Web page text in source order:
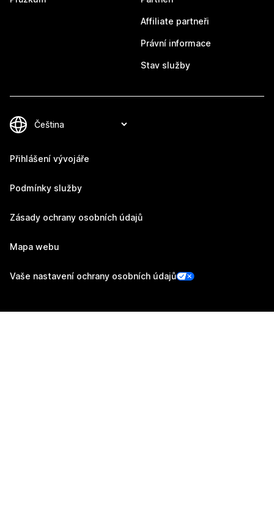
Affiliate partneři
Právní informace
Stav služby
Přihlášení vývojáře
Podmínky služby
Zásady ochrany osobních údajů
Mapa webu
Vaše nastavení ochrany osobních údajů